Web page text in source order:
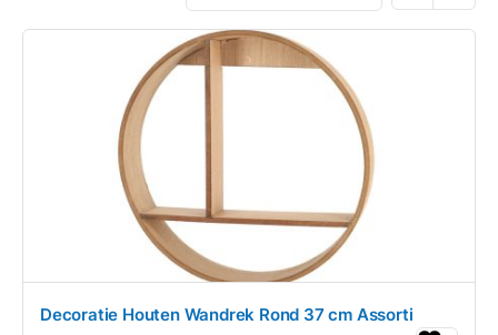
Decoratie Houten Wandrek Rond 37 cm Assorti